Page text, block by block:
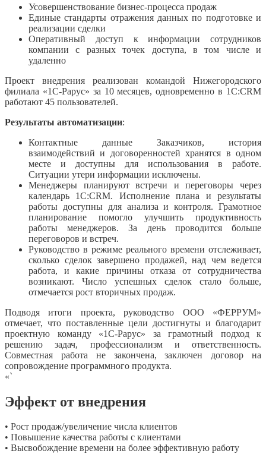
Усовершенствование бизнес-процесса продаж
Единые стандарты отражения данных по подготовке и
реализации сделки
Оперативный доступ к информации сотрудников
компании с разных точек доступа, в том числе и
удаленно
Проект внедрения реализован командой Нижегородского
филиала «1С-Рарус» за 10 месяцев, одновременно в 1С:CRM
работают 45 пользователей.
Результаты автоматизации:
Контактные данные Заказчиков, история
взаимодействий и договоренностей хранятся в одном
месте и доступны для использования в работе.
Ситуации утери информации исключены.
Менеджеры планируют встречи и переговоры через
календарь 1С:CRM. Исполнение плана и результаты
работы доступны для анализа и контроля. Грамотное
планирование помогло улучшить продуктивность
работы менеджеров. За день проводится больше
переговоров и встреч.
Руководство в режиме реального времени отслеживает,
сколько сделок завершено продажей, над чем ведется
работа, и какие причины отказа от сотрудничества
возникают. Число успешных сделок стало больше,
отмечается рост вторичных продаж.
Подводя итоги проекта, руководство ООО «ФЕРРУМ»
отмечает, что поставленные цели достигнуты и благодарит
проектную команду «1С-Рарус» за грамотный подход к
решению задач, профессионализм и ответственность.
Совместная работа не закончена, заключен договор на
сопровождение программного продукта.
«`
Эффект от внедрения
• Рост продаж/увеличение числа клиентов
• Повышение качества работы с клиентами
• Высвобождение времени на более эффективную работу